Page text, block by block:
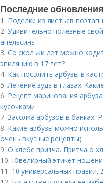
Последние
1. Поделки из листьев
2. Удивительно полезные
апельсина
3. Со скольки лет можно
эпиляцию в 17 лет?
4. Как посолить арбузы в
5.Лечение зуда в глазах.
6. Рецепт маринования
кусочками
7. Засолка арбузов в банках.
8. Какие арбузы можно
очень вкусные рецепты)
9. О хлебе притча. Притча о
10. Ювелирный этикет
11. 10 универсальных правил.